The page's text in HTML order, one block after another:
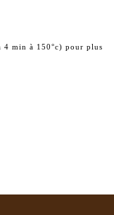
4 min à 150°c) pour plus